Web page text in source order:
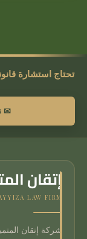
تحتاج استشارة
✉
إتقان
LAW FIRM
شركة إتقان